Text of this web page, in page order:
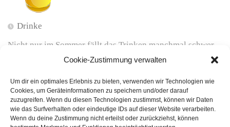
Cookie-Zustimmung verwalten
Um dir ein optimales Erlebnis zu bieten, verwenden wir Technologien wie
Cookies, um Geräteinformationen zu speichern und/oder darauf
zuzugreifen. Wenn du diesen Technologien zustimmst, können wir Daten
wie das Surfverhalten oder eindeutige IDs auf dieser Website verarbeiten.
Wenn du deine Zustimmung nicht erteilst oder zurückziehst, können
Drinke
Nicht nur im Sommer fällt das Trinken manchmal schwer –
ist aber dann besonders wichtig. Eine kleine Anregung